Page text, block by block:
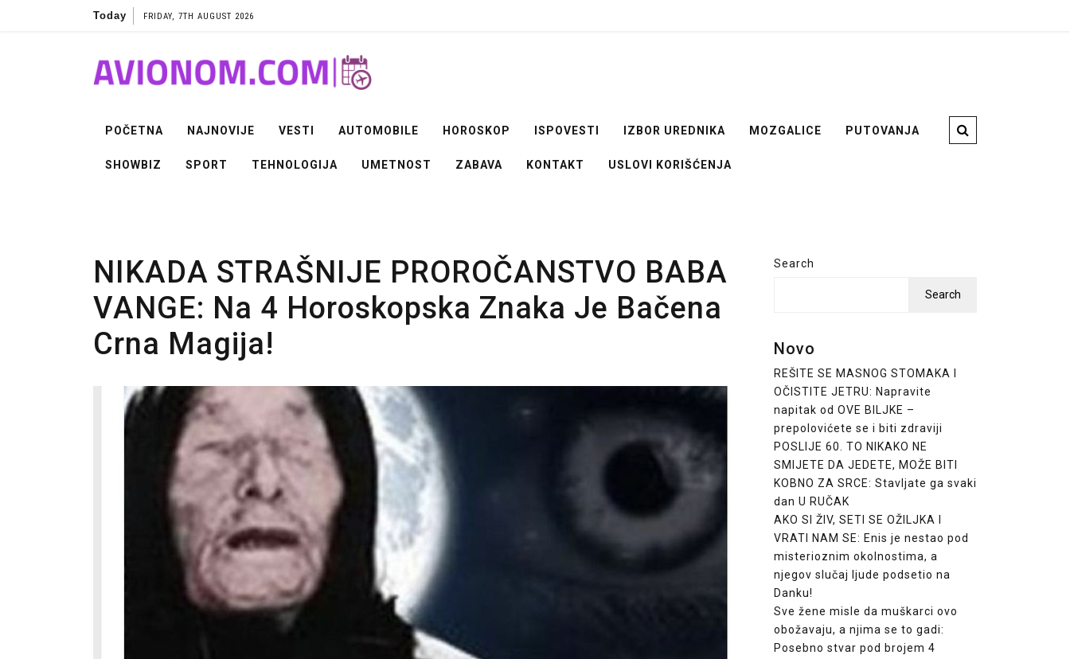
Today FRIDAY, 7TH AUGUST 2026
POČETNA NAJNOVIJE VESTI AUTOMOBILE HOROSKOP ISPOVESTI IZBOR UREDNIKA MOZGALICE PUTOVANJA
SHOWBIZ SPORT TEHNOLOGIJA UMETNOST ZABAVA KONTAKT USLOVI KORIŠĆENJA
NIKADA STRAŠNIJE PROROČANSTVO BABA
VANGE: Na 4 Horoskopska Znaka Je Bačena
Crna Magija!
Search
Search
Novo
REŠITE SE MASNOG STOMAKA I
OČISTITE JETRU: Napravite
napitak od OVE BILJKE –
prepolovićete se i biti zdraviji
POSLIJE 60. TO NIKAKO NE
SMIJETE DA JEDETE, MOŽE BITI
KOBNO ZA SRCE: Stavljate ga svaki
dan U RUČAK
AKO SI ŽIV, SETI SE OŽILJKA I
VRATI NAM SE: Enis je nestao pod
misterioznim okolnostima, a
njegov slučaj ljude podsetio na
Danku!
Sve žene misle da muškarci ovo
obožavaju, a njima se to gadi:
Posebno stvar pod brojem 4